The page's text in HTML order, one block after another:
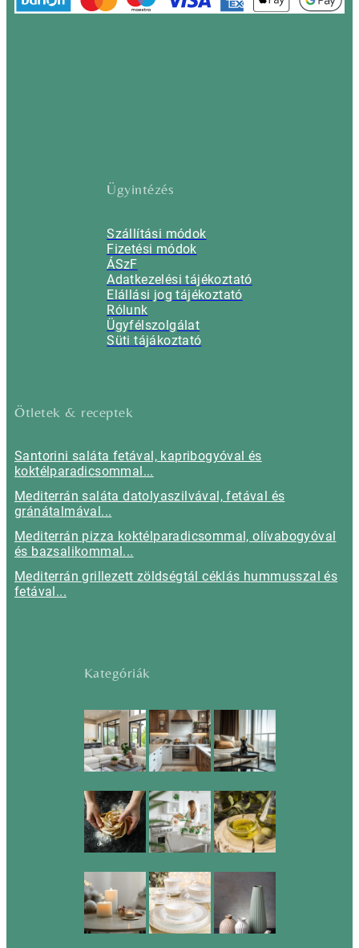
Ügyintézés
Szállítási módok
Fizetési módok
ÁSzF
Adatkezelési tájékoztató
Elállási jog tájékoztató
Rólunk
Ügyfélszolgálat
Süti tájákoztató
Ötletek & receptek
Santorini saláta fetával, kapribogyóval és
koktélparadicsommal...
Mediterrán saláta datolyaszilvával, fetával és
gránátalmával...
Mediterrán pizza koktélparadicsommal, olívabogyóval
és bazsalikommal...
Mediterrán grillezett zöldségtál céklás hummusszal és
fetával...
Kategóriák